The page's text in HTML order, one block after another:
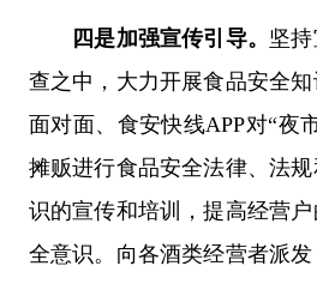
四是加强宣传引导。 坚
查之中，大力开展食品安全
面对面、食安快线APP对“夜
摊贩进行食品安全法律、法
识的宣传和培训，提高经营
全意识。向各酒类经营者派